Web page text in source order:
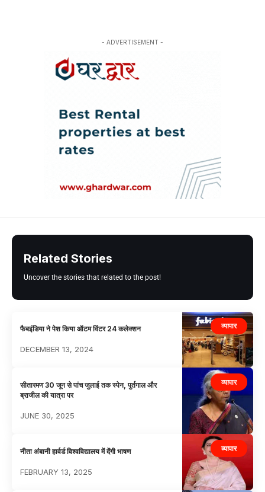
- ADVERTISEMENT -
Related Stories
Uncover the stories that related to the post!
व्यापार
फैबइंडिया ने पेश किया ऑटम विंटर 24 कलेक्शन
DECEMBER 13, 2024
व्यापार
सीतारमण 30 जून से पांच जुलाई तक स्पेन, पुर्तगाल और
ब्राजील की यात्रा पर
JUNE 30, 2025
व्यापार
नीता अंबानी हार्वर्ड विश्वविद्यालय में देंगी भाषण
FEBRUARY 13, 2025